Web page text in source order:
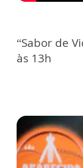
“Sabor de
às 13h